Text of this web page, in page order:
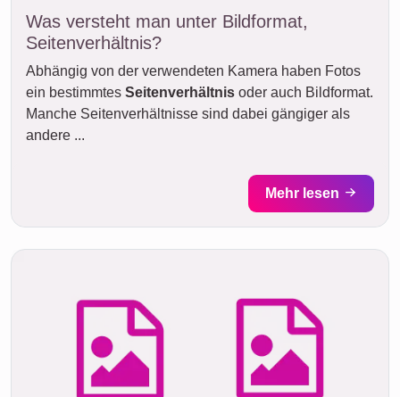
Was versteht man unter Bildformat,
Seitenverhältnis?
Abhängig von der verwendeten Kamera haben Fotos
ein bestimmtes Seitenverhältnis oder auch Bildformat.
Manche Seitenverhältnisse sind dabei gängiger als
andere ...
Mehr lesen